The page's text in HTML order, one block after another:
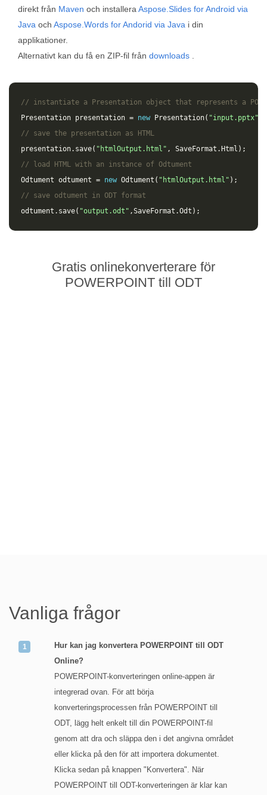
direkt från Maven och installera Aspose.Slides for Android via
Java och Aspose.Words for Andorid via Java i din
applikationer.
Alternativt kan du få en ZIP-fil från downloads
// instantiate a Presentation object that represents a
Presentation presentation = new Presentation( "input.pptx"
// save the presentation as HTML
presentation. save( "htmlOutput.html" , SaveFormat . Html );
// load HTML with an instance of Odtument
Odtument odtument = new Odtument ( "htmlOutput.html" );
// save odtument in ODT format
odtument . save( "output.odt" ,SaveFormat .Odt );
Gratis onlinekonverterare för
POWERPOINT till ODT
Vanliga frågor
Hur kan jag konvertera POWERPOINT till ODT
Online?
POWERPOINT-konverteringen online-appen är
integrerad ovan. För att börja
konverteringsprocessen från POWERPOINT till
ODT, lägg helt enkelt till din POWERPOINT-fil
genom att dra och släppa den i det angivna området
eller klicka på den för att importera dokumentet.
Klicka sedan på knappen "Konvertera". När
POWERPOINT till ODT-konverteringen är klar kan